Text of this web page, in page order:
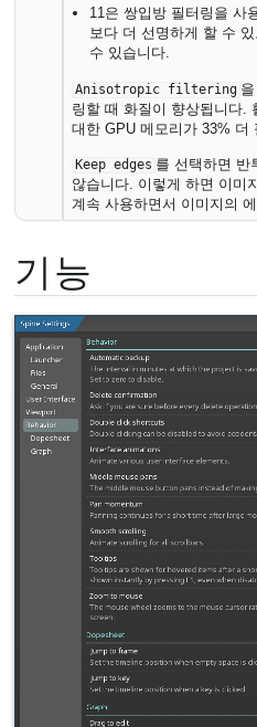
11은 쌍입방 필터링을 사
보다 더 선명하게 할 수
수 있습니다.
Anisotropic filtering
링할 때 화질이 향상됩니다.
대한 GPU 메모리가 33% 더
Keep edges 를 선택하면 반
않습니다. 이렇게 하면 이미
계속 사용하면서 이미지의
기능